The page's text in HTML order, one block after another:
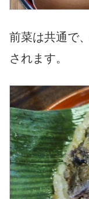
前菜は共通で
されます。